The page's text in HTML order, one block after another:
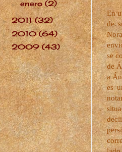
En
de
se
de
a
es
►enero(2)
►2011(32)
►2010(64)
►2009(43)